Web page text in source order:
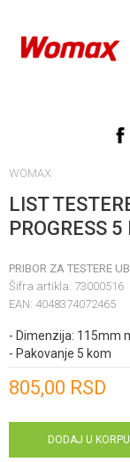
WOMAX
LIST
PROGRESS 5
PRIBOR ZA TESTERE
Šifra artikla: 73000516
EAN: 4048374072465
- Dimenzija: 115mm
- Pakovanje 5 kom
805,00 RSD
DODAJ U KORPU